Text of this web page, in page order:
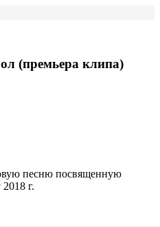
(премьера клипа)
песню посвященную
г.